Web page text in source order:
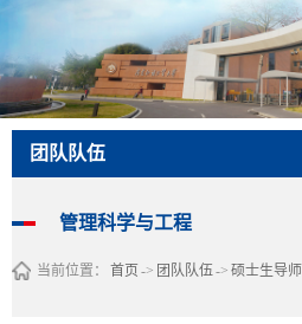
团队队伍
管理科学与工程
当前位置： 首页 -> 团队队伍-> 硕士生导师